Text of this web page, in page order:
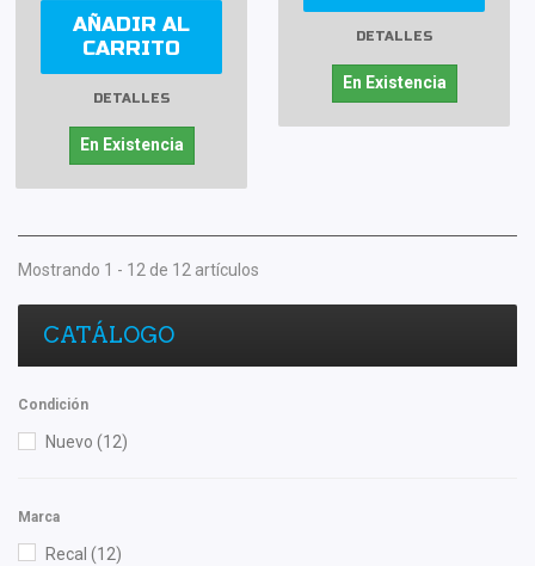
AÑADIR AL
CARRITO
DETALLES
En Existencia
DETALLES
En Existencia
Mostrando 1 - 12 de 12 artículos
CATÁLOGO
Condición
Nuevo (12)
Marca
Recal (12)